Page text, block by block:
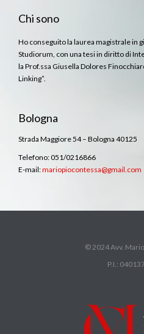
Chi sono
Ho conseguito la laurea magistrale in
Studiorum, con una tesi in diritto di
la Prof.ssa Giusella Dolores
Linking”.
Bologna
Strada Maggiore 54 – Bologna 40125
Telefono: 051/0216866
E-mail:mariopiocontessa@gmail.com
© 2024 Avv.
P.I.: